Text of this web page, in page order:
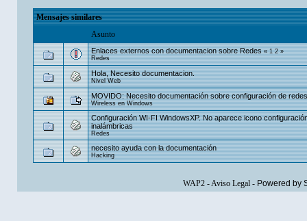
Mensajes similares
Asunto
Enlaces externos con documentacion sobre Redes «1 2»
Redes
Hola, Necesito documentacion.
Nivel Web
MOVIDO: Necesito documentación sobre configuración de
Wireless en Windows
Configuración WI-FI WindowsXP. No aparece icono
inalámbricas
Redes
necesito ayuda con la documentación
Hacking
WAP2-Aviso Legal- Powered by